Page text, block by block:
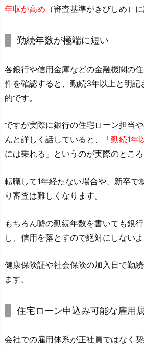
年収が高め （審査基準がきびしめ）
勤続年数が極端に短い
各銀行や信用金庫などの金融機関の
件を確認すると、勤続3年以上と明記
的です。
ですが実際に銀行の住宅ローン担当
んと詳しく話していると、「勤続1年
には乗れる」というのが実際のところ
転職して1年経たない場合や、新卒で
り審査は難しくなります。
もちろん嘘の勤続年数を書いても銀
し、信用を落とすので絶対にしないよ
健康保険証や社会保険の加入日で勤
ます。
住宅ローン申込み可能な雇用
会社での雇用体系が正社員ではなく契